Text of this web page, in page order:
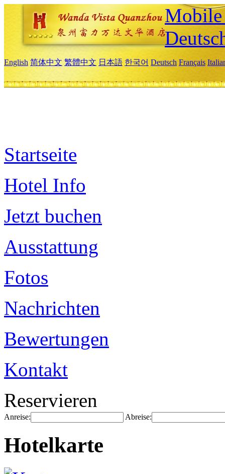
English 简体中文 繁體中文 日本語 한국어 Deutsch Français
Startseite
Hotel Info
Jetzt buchen
Ausstattung
Fotos
Nachrichten
Bewertungen
Kontakt
Reservieren
Anreise: Abreise:
Hotelkarte